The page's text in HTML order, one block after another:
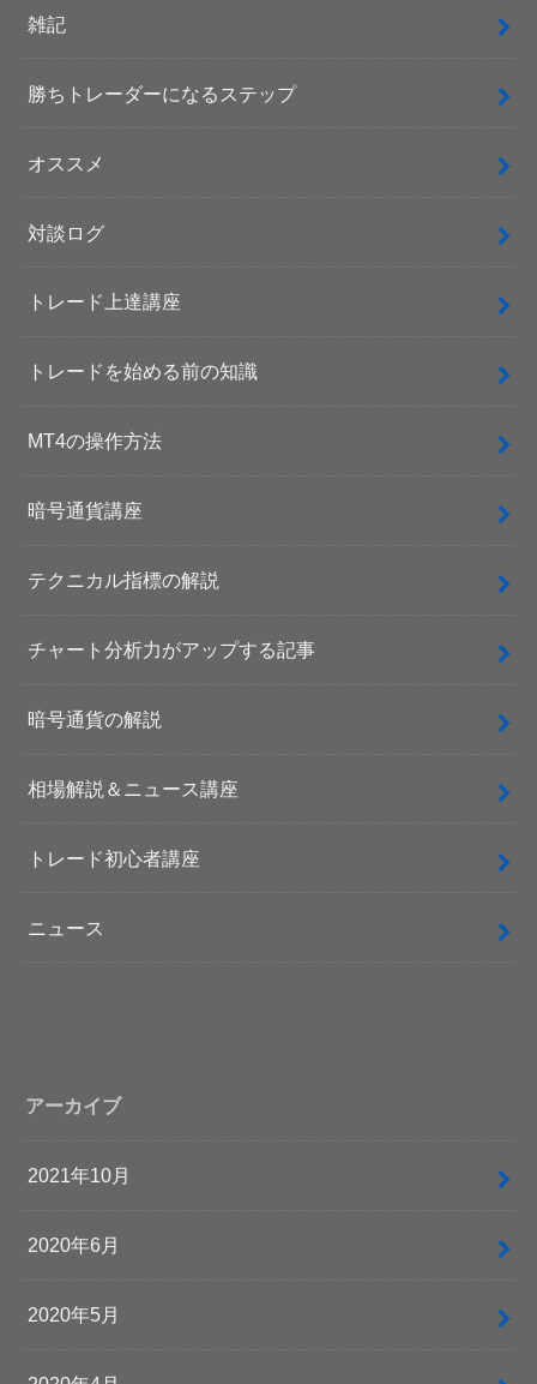
雑記
勝ちトレーダーになるステップ
オススメ
対談ログ
トレード上達講座
トレードを始める前の知識
MT4の操作方法
暗号通貨講座
テクニカル指標の解説
チャート分析力がアップする記事
暗号通貨の解説
相場解説＆ニュース講座
トレード初心者講座
ニュース
アーカイブ
2021年10月
2020年6月
2020年5月